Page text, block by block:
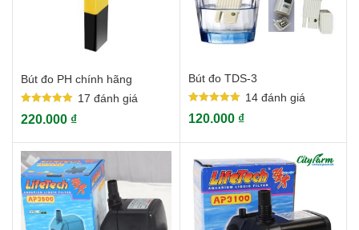
Bút đo PH chính hãng
5.00
17 đánh giá
220.000 ₫
Bút đo TDS-3
5.00
14đánh giá
120.000 ₫